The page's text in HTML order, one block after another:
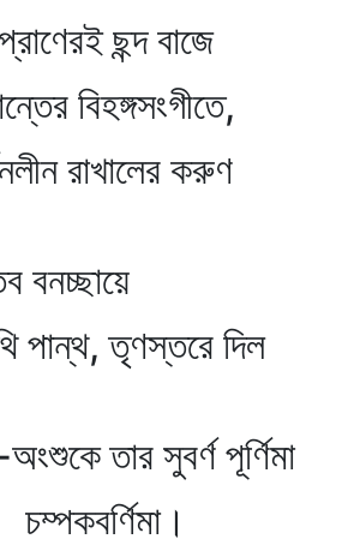
ছন্দ বাজে
বিহঙ্গসংগীতে,
রাখালের করুণ
পান্থ, তৃণস্তরে দিল
তার সুবর্ণ পূর্ণিমা